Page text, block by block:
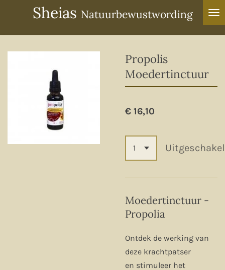
de
Sheias Natuurbewustwording
Propolis
Moedertinctuur
€ 16,10
Moedertinctuur -
Propolia
Ontdek de werking van
deze krachtpatser
en stimuleer het